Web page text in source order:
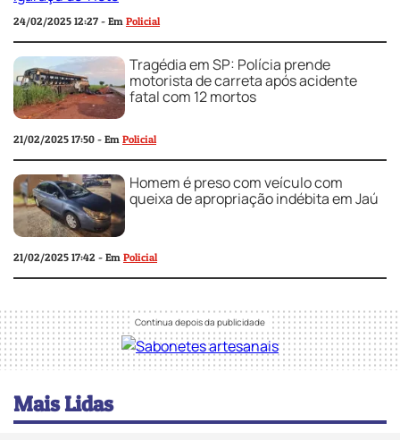
24/02/2025 12:27 - Em Policial
Tragédia em SP: Polícia prende
motorista de carreta após acidente
fatal com 12 mortos
21/02/2025 17:50 - Em Policial
Homem é preso com veículo com
queixa de apropriação indébita em Jaú
21/02/2025 17:42 - Em Policial
Mais Lidas